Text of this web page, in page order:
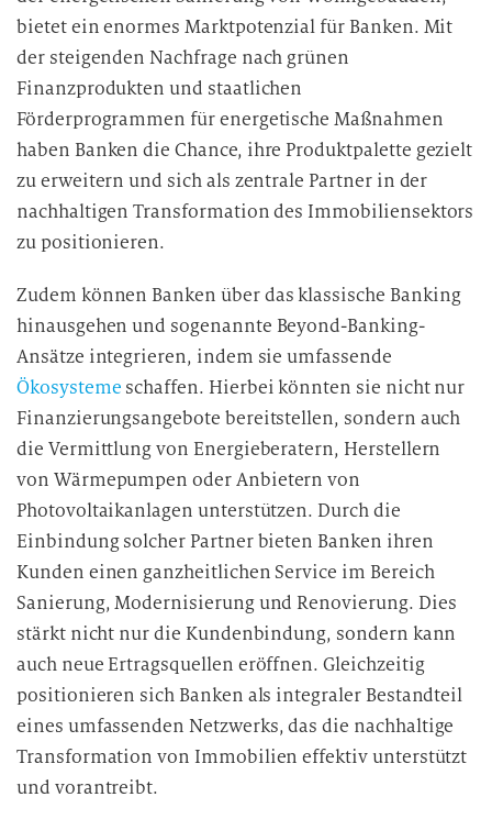
bietet ein enormes Marktpotenzial für Banken. Mit
der steigenden Nachfrage nach grünen
Finanzprodukten und staatlichen
Förderprogrammen für energetische Maßnahmen
haben Banken die Chance, ihre Produktpalette gezielt
zu erweitern und sich als zentrale Partner in der
nachhaltigen Transformation des Immobiliensektors
zu positionieren.
Zudem können Banken über das klassische Banking
hinausgehen und sogenannte Beyond-Banking-
Ansätze integrieren, indem sie umfassende
Ökosysteme schaffen. Hierbei könnten sie nicht nur
Finanzierungsangebote bereitstellen, sondern auch
die Vermittlung von Energieberatern, Herstellern
von Wärmepumpen oder Anbietern von
Photovoltaikanlagen unterstützen. Durch die
Einbindung solcher Partner bieten Banken ihren
Kunden einen ganzheitlichen Service im Bereich
Sanierung, Modernisierung und Renovierung. Dies
stärkt nicht nur die Kundenbindung, sondern kann
auch neue Ertragsquellen eröffnen. Gleichzeitig
positionieren sich Banken als integraler Bestandteil
eines umfassenden Netzwerks, das die nachhaltige
Transformation von Immobilien effektiv unterstützt
und vorantreibt.